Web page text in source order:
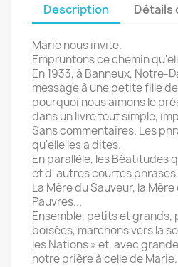
Description Détails
Marie nous invite.
Empruntons ce chemin
En 1933, à Banneux, Notre-
message à une petite fille
pourquoi nous aimons le
dans un livre tout simple,
Sans commentaires. Les
qu'elle les a dites.
En parallèle, les Béatitudes
et d' autres courtes phrases
La Mère du Sauveur, la
Pauvres...
Ensemble, petits et grands,
boisées, marchons vers la
les Nations » et, avec
notre prière à celle de Marie.